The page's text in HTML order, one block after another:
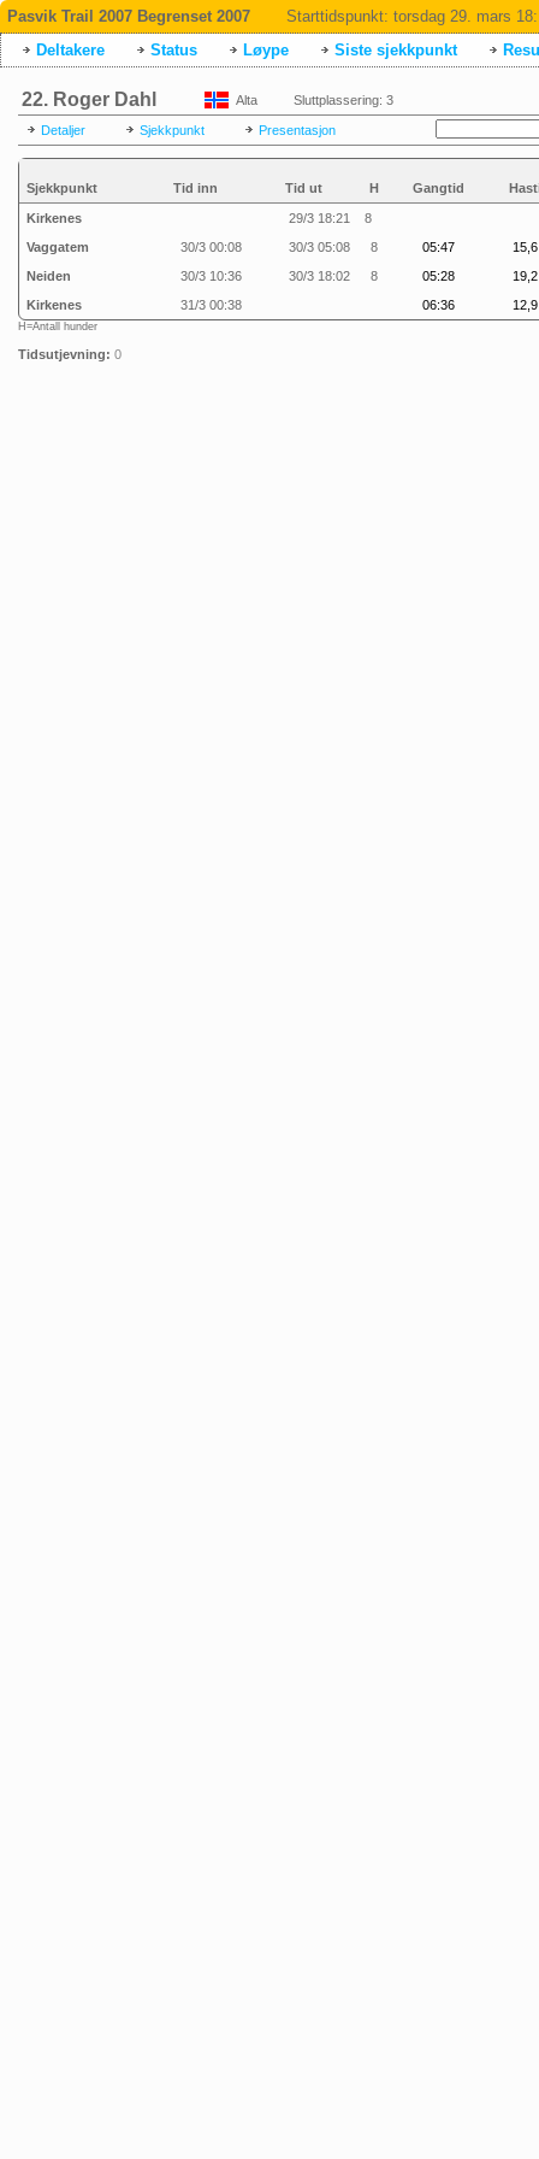
Pasvik Trail 2007 Begrenset 2007 Starttidspunkt: torsdag 29. mars
Deltakere
Status Løype Siste sjekkpunkt
22. Roger Dahl Alta Sluttplassering: 3
Detaljer Sjekkpunkt Presentasjon
Sjekkpunkt Tid inn Tid ut H Gangtid
Kirkenes 29/3 18:21
8
Vaggatem
30/3 00:08 30/3 05:08 8 05:47
Neiden
30/3 10:36 30/3 18:02 8 05:28
Kirkenes
31/3 00:38 06:36
H=Antall hunder
Tidsutjevning: 0